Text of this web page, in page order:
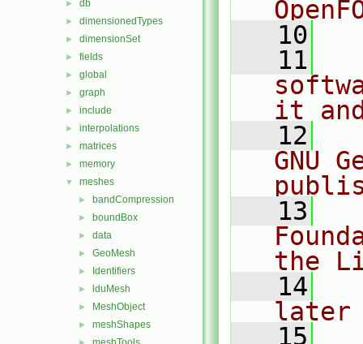
► db
► dimensionedTypes
► dimensionSet
► fields
► global
► graph
► include
► interpolations
► matrices
► memory
▼ meshes
► bandCompression
► boundBox
► data
► GeoMesh
► Identifiers
► lduMesh
► MeshObject
► meshShapes
   10
   11
it
   12
GNU
   13
the
   14
later
   15